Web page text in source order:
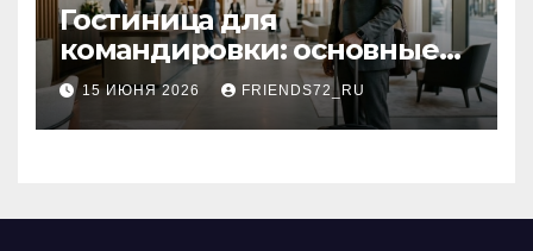
Гостиница для
командировки: основные
критерии выбора
15 ИЮНЯ 2026 FRIENDS72_RU